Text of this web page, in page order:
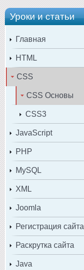
Уроки и статьи
Главная
HTML
CSS
CSS Основы
CSS3
JavaScript
PHP
MySQL
XML
Joomla
Регистрация сайта
Раскрутка сайта
Java